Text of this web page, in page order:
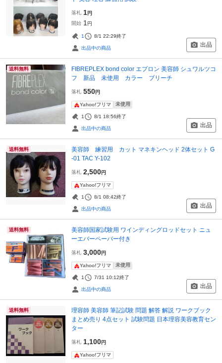
落札 1円
開始 1 円
1 8/1 22:29終了
出品中の商品 出品
送料無料
FIBREPLEX bond color エプロン 美容師 シュワルツコ
フ 新品 未使用 カラー ブリーチ
落札 550円
Yahoo!フリマ 未使用
1 8/1 18:56終了
出品中の商品 出品
送料無料
美容師 練習用 カット マネキンヘッド 2体セット G
-01 TAC Y-102
落札 2,500円
Yahoo!フリマ
1 8/1 08:42終了
出品中の商品 出品
送料無料
美容師国家試験用 ワインディングロッドセット ニュ
ーエバーペーパー付き
落札 3,000円
Yahoo!フリマ 未使用
1 7/31 10:12終了
出品中の商品 出品
送料無料
理容師 美容師 筆記試験 問題 解答 解説 ワークブック
まとめ売り 4点セット 試験問題 日本理容美容教育セン
ター
落札 1,100円
Yahoo!フリマ